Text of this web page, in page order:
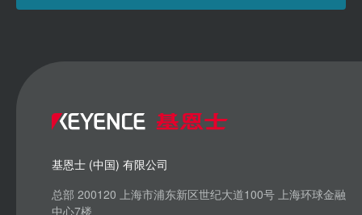
基恩士 (中国) 有限公司
总部 200120 上海市浦东新区世纪大道100号 上海环球金融
中心7楼